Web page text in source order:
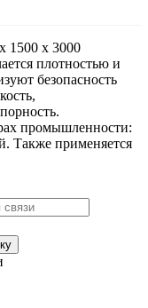
х 3000
плотностью и
безопасность
промышленности:
Также применяется